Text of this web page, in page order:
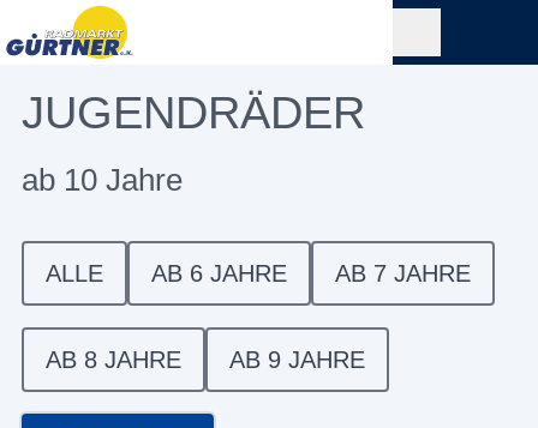
JUGENDRÄDER
ab 10 Jahre
ALLE AB 6 JAHRE AB 7 JAHRE
AB 8 JAHRE AB 9 JAHRE